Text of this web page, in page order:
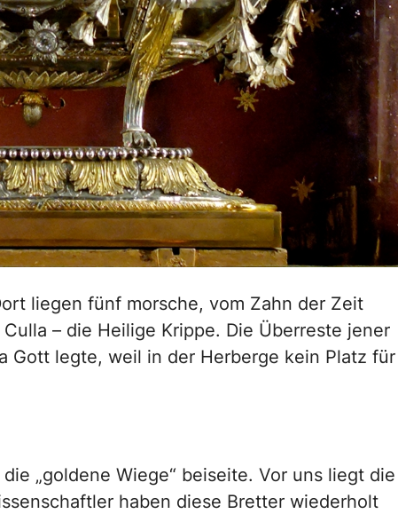
liegen fünf morsche, vom Zahn der Zeit
– die Heilige Krippe. Die Überreste jener
Gott legte, weil in der Herberge kein Platz für
„goldene Wiege“ beiseite. Vor uns liegt die
haben diese Bretter wiederholt